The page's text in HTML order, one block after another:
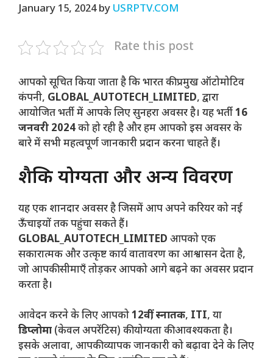
January 15, 2024 by USRPTV.COM
Rate this post
आपको सूचित किया जाता है कि भारत की प्रमुख ऑटोमोटिव
कंपनी, GLOBAL_AUTOTECH_LIMITED, द्वारा
आयोजित भर्ती में आपके लिए सुनहरा अवसर है। यह भर्ती16
जनवरी 2024को हो रही है और हम आपको इस अवसर के
बारे में सभी महत्वपूर्ण जानकारी प्रदान करना चाहते हैं।
शैक्षिक योग्यता और अन्य विवरण
यह एक शानदार अवसर है जिसमें आप अपने करियर को नई
ऊँचाइयों तक पहुंचा सकते हैं।
GLOBAL_AUTOTECH_LIMITED आपको एक
सकारात्मक और उत्कृष्ट कार्य वातावरण का आश्वासन देता है,
जो आपकी सीमाएँ तोड़कर आपको आगे बढ़ने का अवसर प्रदान
करता है।
आवेदन करने के लिए आपको12वीं,स्नातक, ITI, या
डिप्लोमा (केवल अपरेंटिस) की योग्यता की आवश्यकता है।
इसके अलावा, आपकी व्यापक जानकारी को बढ़ावा देने के लिए